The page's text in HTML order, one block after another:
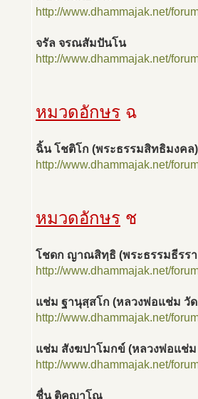
http://www.dhammajak.net/
จรัล จรณสัมปันโน
http://www.dhammajak.net/
หมวดอักษร ฉ
ฉิ้น โชติโก (พระธรรมสิทธิมงคล)
http://www.dhammajak.net/
หมวดอักษร ช
โชดก ญาณสิทฺธิ (พระธรรมธีรร
http://www.dhammajak.net/
แช่ม ฐานุสฺสโก (หลวงพ่อแช่ม วั
http://www.dhammajak.net/
แช่ม สังฆปาโมกข์ (หลวงพ่อแช่ม
http://www.dhammajak.net/
ชื่น ติคญาโณ